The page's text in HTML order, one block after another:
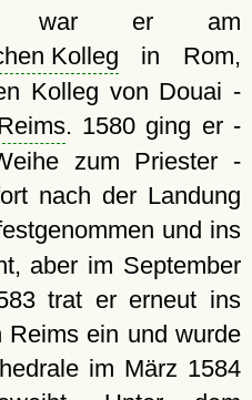
war er am
Kolleg in Rom,
Kolleg von Douai -
. 1580 ging er -
zum Priester -
nach der Landung
und ins
aber im September
trat er erneut ins
ein und wurde
im März 1584